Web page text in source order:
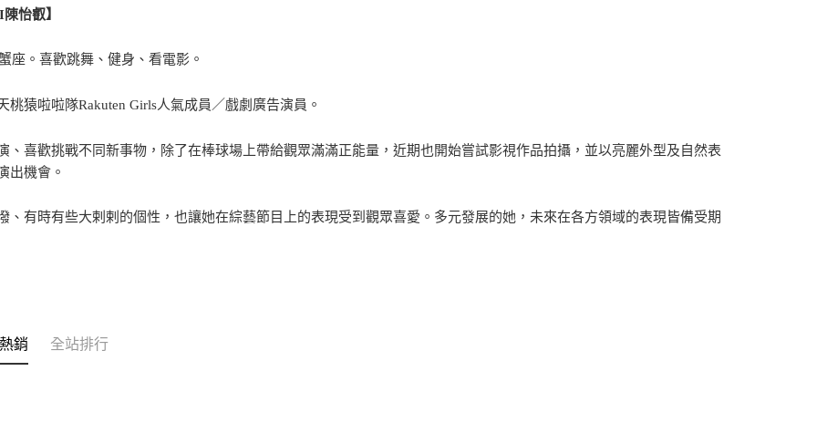
怡叡】
座。喜歡跳舞、健身、看電影。
桃猿啦啦隊Rakuten Girls人氣成員／戲劇廣告演員。
、喜歡挑戰不同新事物，除了在棒球場上帶給觀眾滿滿正能量，近期也開始嘗試影視作品拍攝，並以亮麗外型及自然表
出機會。
、有時有些大剌剌的個性，也讓她在綜藝節目上的表現受到觀眾喜愛。多元發展的她，未來在各方領域的表現皆備受期
銷 全站排行